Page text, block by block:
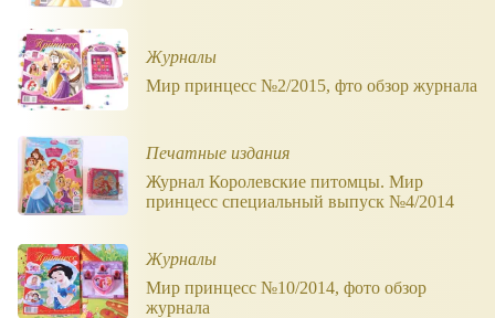
Журналы
Мир принцесс №2/2015, фто обзор журнала
Печатные издания
Журнал Королевские питомцы. Мир
принцесс специальный выпуск №4/2014
Журналы
Мир принцесс №10/2014, фото обзор
журнала